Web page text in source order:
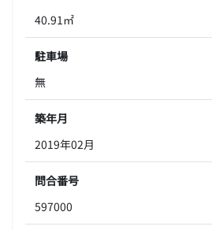
40.91㎡
駐車場
無
築年月
2019年02月
問合番号
597000